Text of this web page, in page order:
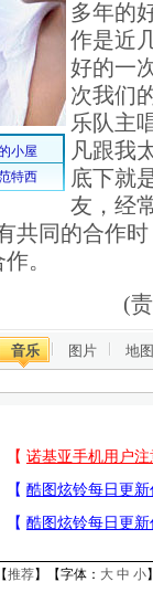
多年的
作是近
好的一
次我们
乐队主
凡跟我
底下就
友，经
共同的合作
。
(
音乐 图片 地图
推荐】【字体： 大 中 小